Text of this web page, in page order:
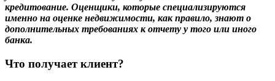
кредитование. Оценщики, которые специализируются
именно на оценке недвижимости, как правило, знают о
дополнительных требованиях к отчету у того или иного
банка.
Что получает клиент?